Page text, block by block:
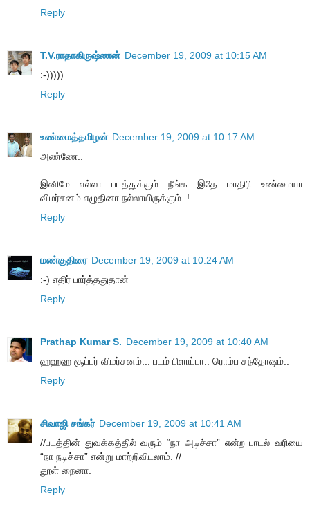
Reply
T.V.ராதாகிருஷ்ணன் December 19, 2009 at 10:15 AM
:-)))))
Reply
உண்மைத்தமிழன் December 19, 2009 at 10:17 AM
அண்ணே..
இனிமே எல்லா படத்துக்கும் நீங்க இதே மாதிரி உண்மையா
விமர்சனம் எழுதினா நல்லாயிருக்கும்..!
Reply
மண்குதிரை December 19, 2009 at 10:24 AM
:-) எதிர் பார்த்ததுதான்
Reply
Prathap Kumar S. December 19, 2009 at 10:40 AM
ஹஹஹ சூப்பர் விமர்சனம்... படம் பிளாப்பா.. ரொம்ப சந்தோஷம்..
Reply
சிவாஜி சங்கர் December 19, 2009 at 10:41 AM
//படத்தின் துவக்கத்தில் வரும் “நா அடிச்சா” என்ற பாடல் வரியை
“நா நடிச்சா” என்று மாற்றிவிடலாம். //
தூள் நைனா.
Reply